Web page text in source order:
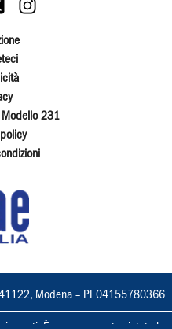
Modello 231
41122, Modena – PI 04155780366